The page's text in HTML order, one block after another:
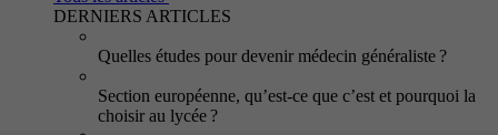
DERNIERS ARTICLES
Quelles études pour devenir médecin généraliste ?
Section européenne, qu’est-ce que c’est et pourquoi la
choisir au lycée ?